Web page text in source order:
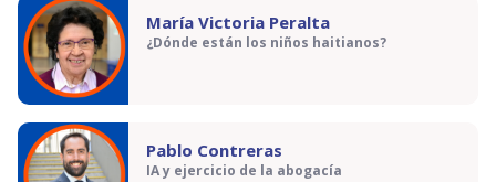
María Victoria Peralta
¿Dónde están los niños haitianos?
Pablo Contreras
IA y ejercicio de la abogacía